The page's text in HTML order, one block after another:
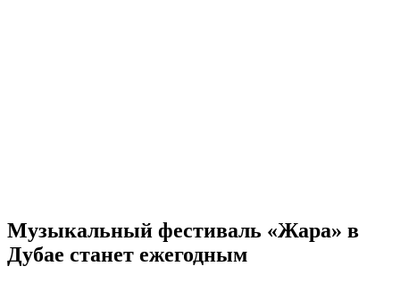
Музыкальный фестиваль «Жара» в
Дубае станет ежегодным